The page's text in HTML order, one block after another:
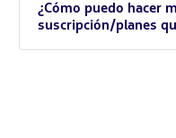
¿Cómo puedo hacer